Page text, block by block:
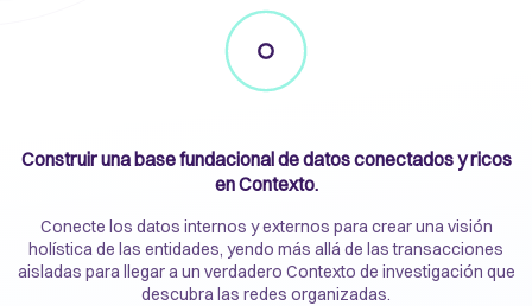
Construir una base fundacional de datos conectados y ricos
en Contexto.
Conecte los datos internos y externos para crear una visión
holística de las entidades, yendo más allá de las transacciones
aisladas para llegar a un verdadero Contexto de investigación que
descubra las redes organizadas.